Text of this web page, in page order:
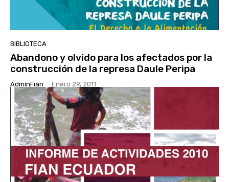
BIBLIOTECA
Abandono y olvido para los afectados por la
construcción de la represa Daule Peripa
AdminFian - Enero 29, 2011